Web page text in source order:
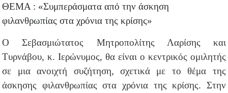
ΘΕΜΑ : «Συμπεράσματα από την άσκηση
φιλανθρωπίας στα χρόνια της κρίσης»
Ο Σεβασμιώτατος Μητροπολίτης Λαρίσης και
Τυρνάβου, κ. Ιερώνυμος, θα είναι ο κεντρικός ομιλητής
σε μια ανοιχτή συζήτηση, σχετικά με το θέμα της
άσκησης φιλανθρωπίας στα χρόνια της κρίσης. Στην